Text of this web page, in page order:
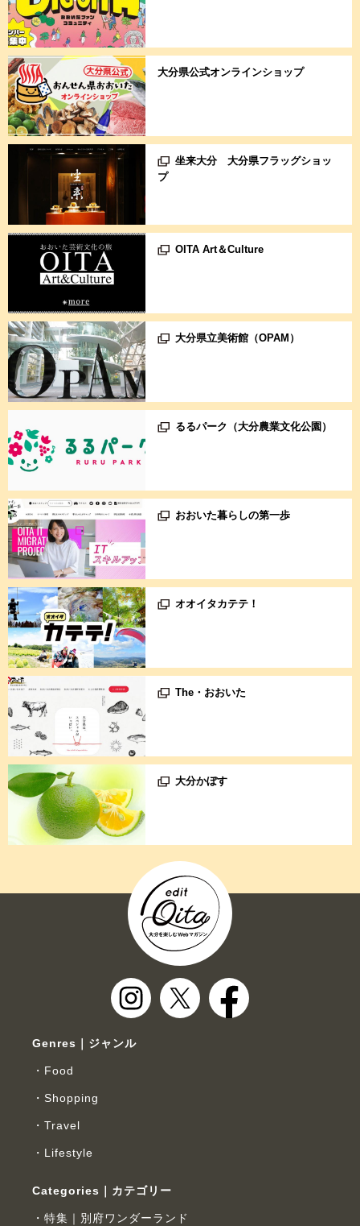
大分県公式オンラインショップ
坐来大分 大分県フラッグショッ
プ
OITA Art＆Culture
大分県立美術館（OPAM）
るるパーク（大分農業文化公園）
おおいた暮らしの第一歩
オオイタカテテ！
The・おおいた
大分かぼす
Genres｜ジャンル
Food
Shopping
Travel
Lifestyle
Categories｜カテゴリー
特集｜別府ワンダーランド